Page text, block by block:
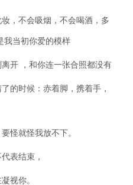
，不会吸烟，不会喝酒，多
我当初你爱的模样
开 ，和你连一张合照都没有
的时候：赤着脚，携着手，
怪就怪我放不下。
表结束，
视你。